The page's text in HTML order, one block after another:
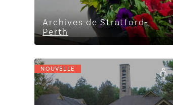
Archives de Stratford-
Perth
NOUVELLE
Gallery Stratford